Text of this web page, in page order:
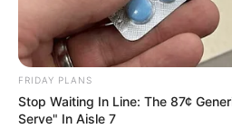
ดวงรา
13 ก
FRIDAY PLANS
Stop Waiting In Line: The 87¢
Serve" In Aisle 7